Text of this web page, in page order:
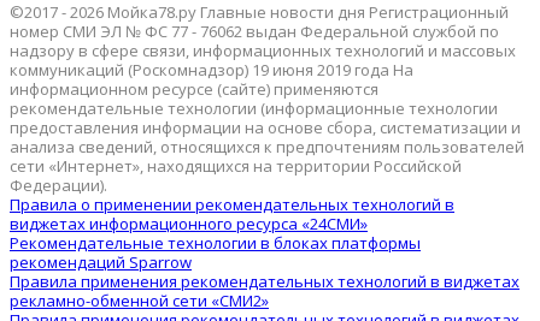
©2017 - 2026 Мойка78.ру Главные новости дня Регистрационный
номер СМИ ЭЛ № ФС 77 - 76062 выдан Федеральной службой по
надзору в сфере связи, информационных технологий и массовых
коммуникаций (Роскомнадзор) 19 июня 2019 года На
информационном ресурсе (сайте) применяются
рекомендательные технологии (информационные технологии
предоставления информации на основе сбора, систематизации и
анализа сведений, относящихся к предпочтениям пользователей
сети «Интернет», находящихся на территории Российской
Федерации).
Правила о применении рекомендательных технологий в
виджетах информационного ресурса «24СМИ»
Рекомендательные технологии в блоках платформы
рекомендаций Sparrow
Правила применения рекомендательных технологий в виджетах
рекламно-обменной сети «СМИ2»